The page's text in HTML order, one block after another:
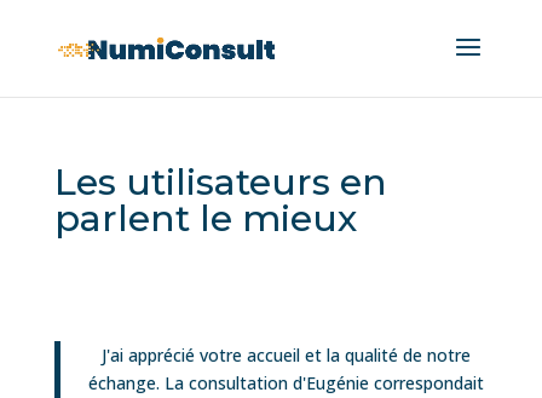
Les utilisateurs en
parlent le mieux
J'ai apprécié votre accueil et la qualité de notre
échange. La consultation d'Eugénie correspondait